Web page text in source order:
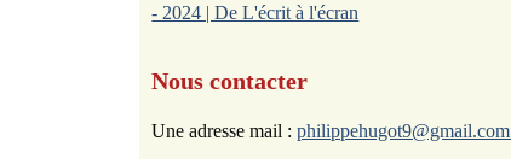
- 2024 | De L'écrit à l'écran
Nous contacter
Une adresse mail :philippehugot9@gmail.com